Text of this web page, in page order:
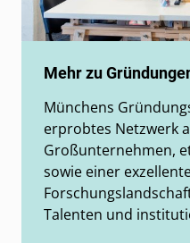
Mehr zu
Münchens
erprobtes Netzwerk
Großunternehmen,
sowie einer
Talenten und